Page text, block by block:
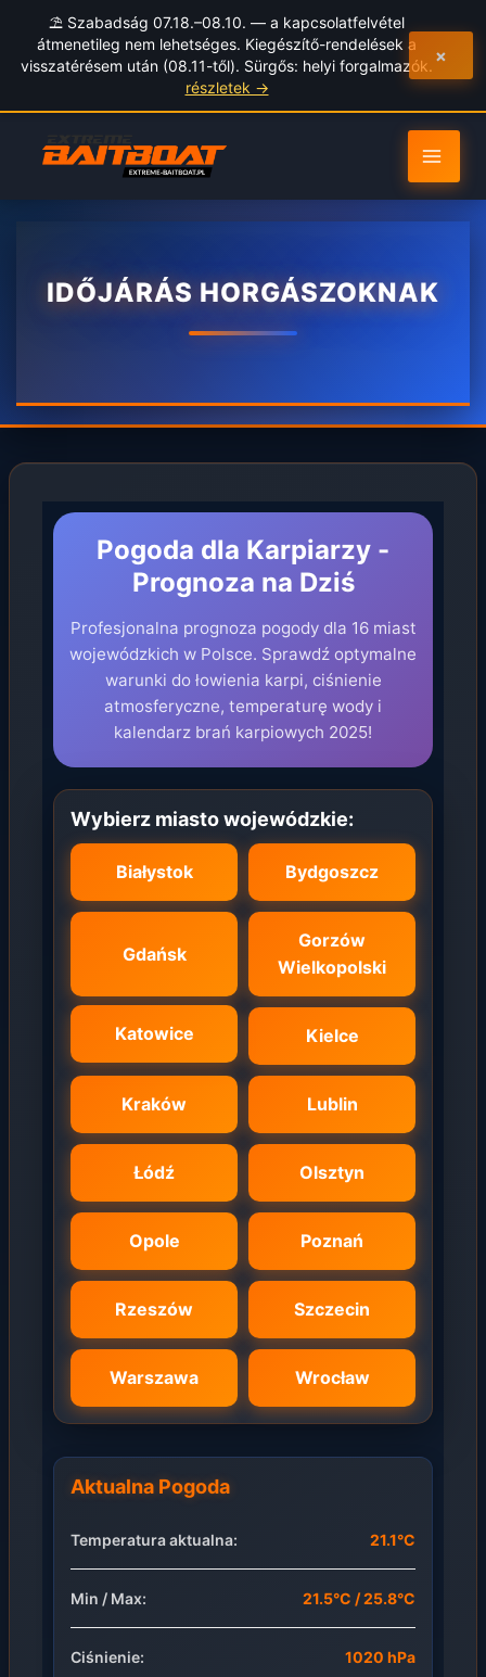
⛱️ Szabadság 07.18.–08.10. — a kapcsolatfelvétel
átmenetileg nem lehetséges. Kiegészítő-rendelések a
visszatérésem után (08.11-től). Sürgős: helyi forgalmazók.
részletek →
×
content
IDŐJÁRÁS HORGÁSZOKNAK
Pogoda dla Karpiarzy -
Prognoza na Dziś
Profesjonalna prognoza pogody dla 16 miast
wojewódzkich w Polsce. Sprawdź optymalne
warunki do łowienia karpi, ciśnienie
atmosferyczne, temperaturę wody i
kalendarz brań karpiowych 2025!
Wybierz miasto wojewódzkie:
Białystok Bydgoszcz
Gdańsk
Gorzów
Wielkopolski
Katowice Kielce
Kraków Lublin
Łódź Olsztyn
Opole Poznań
Rzeszów Szczecin
Warszawa Wrocław
Aktualna Pogoda
Temperatura aktualna: 21.1°C
Min / Max: 21.5°C / 25.8°C
Ciśnienie: 1020 hPa